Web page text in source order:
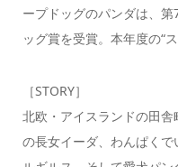
ープドッグのパンダは、
ッグ賞を受賞。本年度の“
［STORY］
北欧・アイスランドの田
の長女イーダ、わんぱく